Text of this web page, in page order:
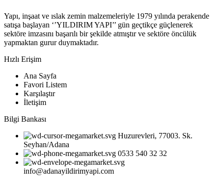
Yapı, inşaat ve ıslak zemin malzemeleriyle 1979 yılında perakende
satışa başlayan ‘’YILDIRIM YAPI’’ gün geçtikçe güçlenerek
sektöre imzasını başarılı bir şekilde atmıştır ve sektöre öncülük
yapmaktan gurur duymaktadır.
Hızlı Erişim
Ana Sayfa
Favori Listem
Karşılaştır
İletişim
Bilgi Bankası
Huzurevleri, 77003. Sk.
Seyhan/Adana
0533 540 32 32
info@adanayildirimyapi.com